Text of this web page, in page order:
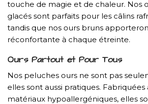
touche de magie et de chaleur. Nos
glacés sont parfaits pour les câlins
tandis que nos ours bruns
réconfortante à chaque étreinte.
Ours Partout et Pour Tous
Nos peluches ours ne sont pas
elles sont aussi pratiques. Fabriquées
matériaux hypoallergéniques, elles